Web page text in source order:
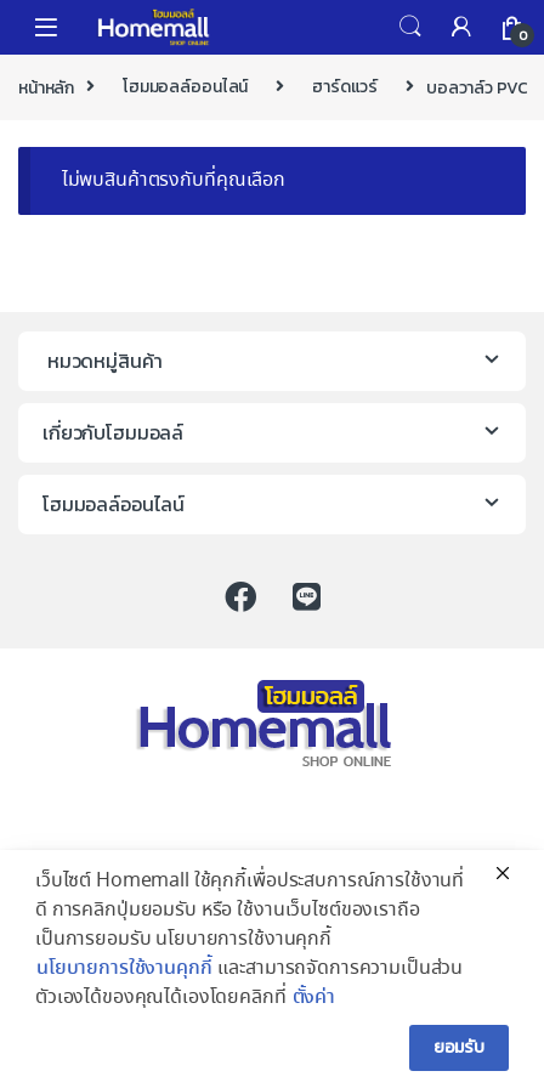
Skip to navigation
Skip to content
0
หน้าหลัก โฮมมอลล์ออนไลน์ ฮาร์ดแวร์ บอลวาล์ว PVC
ไม่พบสินค้าตรงกับที่คุณเลือก
หมวดหมู่สินค้า
เกี่ยวกับโฮมมอลล์
โฮมมอลล์ออนไลน์
เว็บไซต์ Homemall ใช้คุกกี้เพื่อประสบการณ์การใช้งานที่
ดี การคลิกปุ่มยอมรับ หรือ ใช้งานเว็บไซต์ของเราถือ
เป็นการยอมรับ นโยบายการใช้งานคุกกี้
นโยบายการใช้งานคุกกี้ และสามารถจัดการความเป็นส่วน
ตัวเองได้ของคุณได้เองโดยคลิกที่ ตั้งค่า
ยอมรับ